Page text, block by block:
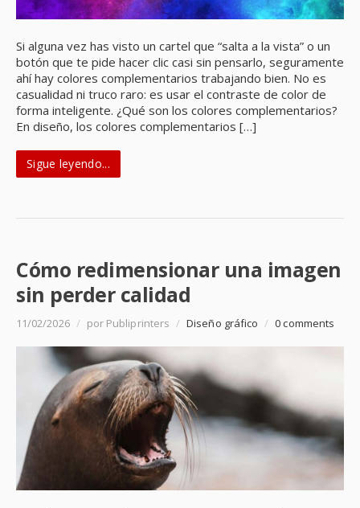
Si alguna vez has visto un cartel que “salta a la vista” o un
botón que te pide hacer clic casi sin pensarlo, seguramente
ahí hay colores complementarios trabajando bien. No es
casualidad ni truco raro: es usar el contraste de color de
forma inteligente. ¿Qué son los colores complementarios?
En diseño, los colores complementarios […]
Sigue leyendo...
Cómo redimensionar una imagen
sin perder calidad
11/02/2026 / por Publiprinters / Diseño gráfico / 0 comments